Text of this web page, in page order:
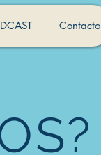
Contacto